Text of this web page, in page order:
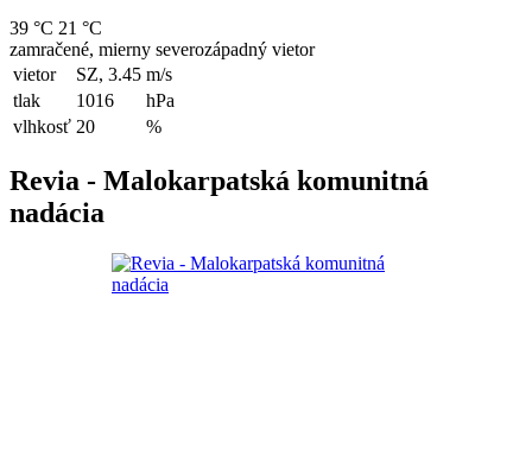
39 °C 21 °C
zamračené, mierny severozápadný vietor
vietor
SZ, 3.45 m/s
tlak
1016
hPa
vlhkosť 20 %
Revia - Malokarpatská komunitná
nadácia